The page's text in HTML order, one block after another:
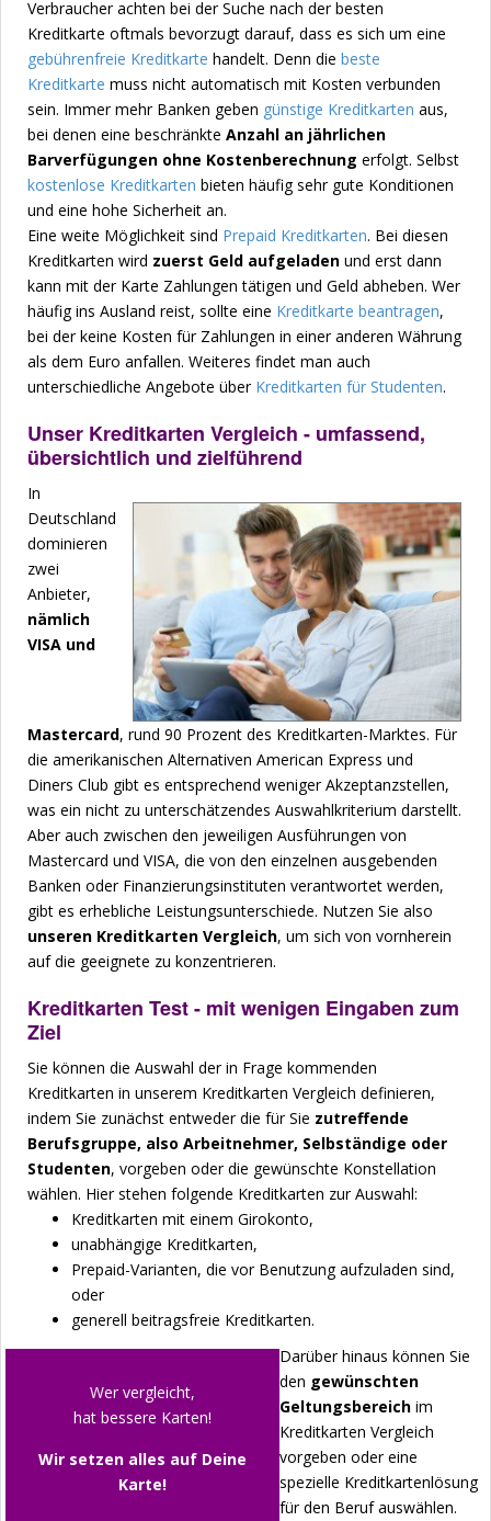
Verbraucher achten bei der Suche nach der besten
Kreditkarte oftmals bevorzugt darauf, dass es sich um eine
gebührenfreie Kreditkarte handelt. Denn die beste
Kreditkarte muss nicht automatisch mit Kosten verbunden
sein. Immer mehr Banken geben günstige Kreditkarten aus,
bei denen eine beschränkte Anzahl an jährlichen
Barverfügungen ohne Kostenberechnung erfolgt. Selbst
kostenlose Kreditkarten bieten häufig sehr gute Konditionen
und eine hohe Sicherheit an.
Eine weite Möglichkeit sind Prepaid Kreditkarten. Bei diesen
Kreditkarten wird zuerst Geld aufgeladen und erst dann
kann mit der Karte Zahlungen tätigen und Geld abheben. Wer
häufig ins Ausland reist, sollte eine Kreditkarte beantragen,
bei der keine Kosten für Zahlungen in einer anderen Währung
als dem Euro anfallen. Weiteres findet man auch
unterschiedliche Angebote über Kreditkarten für Studenten.
Unser Kreditkarten Vergleich - umfassend,
übersichtlich und zielführend
In
Deutschland
dominieren
zwei
Anbieter,
nämlich
VISA und
Mastercard, rund 90 Prozent des Kreditkarten-Marktes. Für
die amerikanischen Alternativen American Express und
Diners Club gibt es entsprechend weniger Akzeptanzstellen,
was ein nicht zu unterschätzendes Auswahlkriterium darstellt.
Aber auch zwischen den jeweiligen Ausführungen von
Mastercard und VISA, die von den einzelnen ausgebenden
Banken oder Finanzierungsinstituten verantwortet werden,
gibt es erhebliche Leistungsunterschiede. Nutzen Sie also
unseren Kreditkarten Vergleich, um sich von vornherein
auf die geeignete zu konzentrieren.
Kreditkarten Test - mit wenigen Eingaben zum
Ziel
Sie können die Auswahl der in Frage kommenden
Kreditkarten in unserem Kreditkarten Vergleich definieren,
indem Sie zunächst entweder die für Sie zutreffende
Berufsgruppe, also Arbeitnehmer, Selbständige oder
Studenten, vorgeben oder die gewünschte Konstellation
wählen. Hier stehen folgende Kreditkarten zur Auswahl:
Kreditkarten mit einem Girokonto,
unabhängige Kreditkarten,
Prepaid-Varianten, die vor Benutzung aufzuladen sind,
oder
generell beitragsfreie Kreditkarten.
Wer vergleicht,
hat bessere Karten!
Wir setzen alles auf Deine
Karte!
Darüber hinaus können Sie
den gewünschten
Geltungsbereich im
Kreditkarten Vergleich
vorgeben oder eine
spezielle Kreditkartenlösung
für den Beruf auswählen.